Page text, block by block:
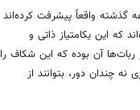
گذشته واقعاً پیشرفت کرده‌اند
که این یکامتیاز ذاتی و
آن بوده که این شکاف را
چندان دور، بتوانند از